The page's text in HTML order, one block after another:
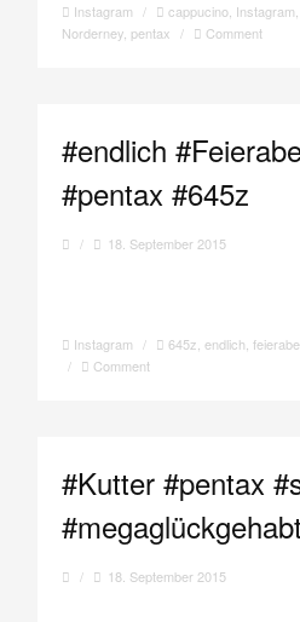
Instagram / cappucino, Instagram,
Norderney, pentax / Comment
#endlich
#pentax #645z
/ 18. September 2015
Instagram / 645z endlich
/
Comment
#Kutter #pentax
/ 18. September 2015